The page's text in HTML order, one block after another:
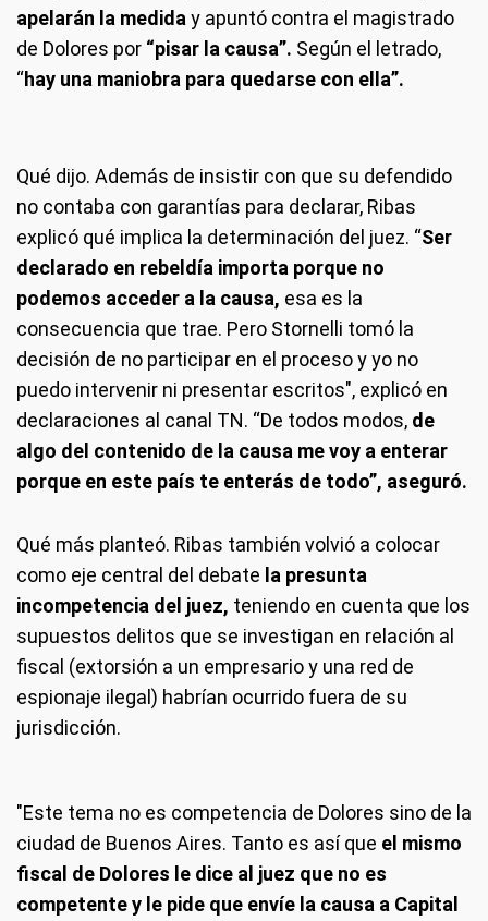
apelarán la medida y apuntó contra el magistrado
de Dolores por “pisar la causa”. Según el letrado,
“hay una maniobra para quedarse con ella”.
Qué dijo. Además de insistir con que su defendido
no contaba con garantías para declarar, Ribas
explicó qué implica la determinación del juez. “Ser
declarado en rebeldía importa porque no
podemos acceder a la causa, esa es la
consecuencia que trae. Pero Stornelli tomó la
decisión de no participar en el proceso y yo no
puedo intervenir ni presentar escritos", explicó en
declaraciones al canal TN. “De todos modos, de
algo del contenido de la causa me voy a enterar
porque en este país te enterás de todo”, aseguró.
Qué más planteó. Ribas también volvió a colocar
como eje central del debate la presunta
incompetencia del juez, teniendo en cuenta que los
supuestos delitos que se investigan en relación al
fiscal (extorsión a un empresario y una red de
espionaje ilegal) habrían ocurrido fuera de su
jurisdicción.
"Este tema no es competencia de Dolores sino de la
ciudad de Buenos Aires. Tanto es así que el mismo
fiscal de Dolores le dice al juez que no es
competente y le pide que envíe la causa a Capital